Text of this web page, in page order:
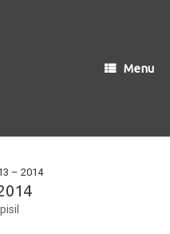
Menu
– 2014